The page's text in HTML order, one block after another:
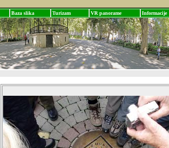
Baza slika Turizam VR panorame Informacije